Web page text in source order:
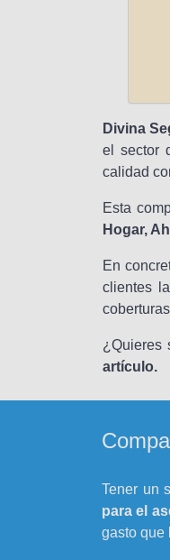
Divina
el sector
calidad
Esta
Hogar,
En
clientes
¿Quieres
artículo.
Tener un
para el
gasto que